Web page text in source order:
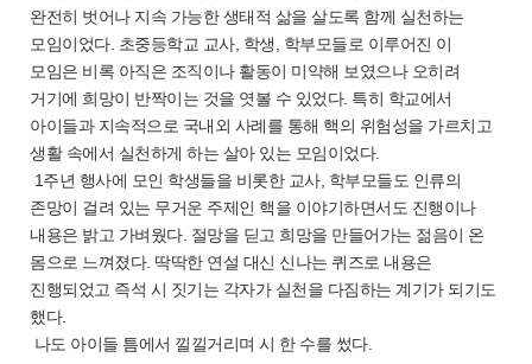
완전히 벗어나 지속 가능한 생태적 삶을 살도록 함께 실천하는
모임이었다. 초중등학교 교사, 학생, 학부모들로 이루어진 이
모임은 비록 아직은 조직이나 활동이 미약해 보였으나 오히려
거기에 희망이 반짝이는 것을 엿볼 수 있었다. 특히 학교에서
아이들과 지속적으로 국내외 사례를 통해 핵의 위험성을 가르치고
생활 속에서 실천하게 하는 살아 있는 모임이었다.
1주년 행사에 모인 학생들을 비롯한 교사, 학부모들도 인류의
존망이 걸려 있는 무거운 주제인 핵을 이야기하면서도 진행이나
내용은 밝고 가벼웠다. 절망을 딛고 희망을 만들어가는 젊음이 온
몸으로 느껴졌다. 딱딱한 연설 대신 신나는 퀴즈로 내용은
진행되었고 즉석 시 짓기는 각자가 실천을 다짐하는 계기가 되기도
했다.
나도 아이들 틈에서 낄낄거리며 시 한 수를 썼다.